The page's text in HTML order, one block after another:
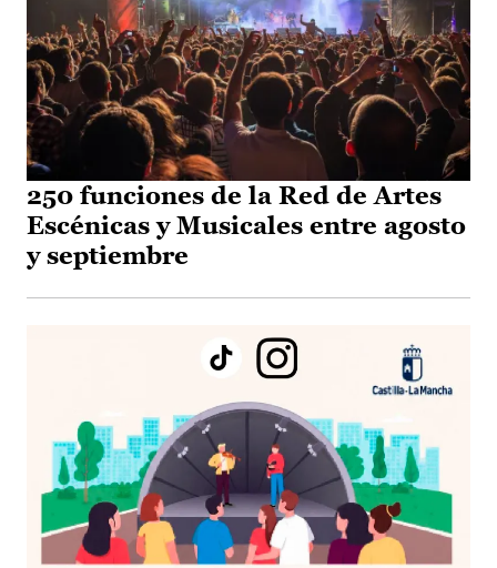
250 funciones de la Red de Artes
Escénicas y Musicales entre agosto
y septiembre